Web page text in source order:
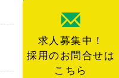
求人募集中！
採用のお問合せは
こちら